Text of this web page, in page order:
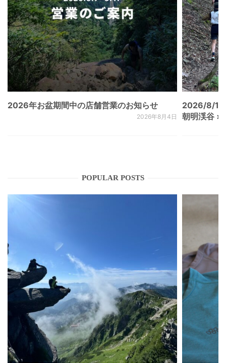
2026年お盆期間中の店舗営業のお知らせ
2026年8月4日
2026/8/
朝明渓谷 ×
POPULAR POSTS